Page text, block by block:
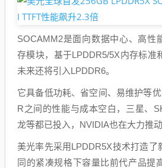
SOCAMM2是面向数据中心、高性
存模块，基于LPDDR5/5X内存标准
未来还将引入LPDDR6。
它具备低功耗、省空间、易维护等
R之间的性能与成本空白，三星、
龙等都已投入，NVIDIA也在大力推动
美光率先采用LPDDR5X技术打造了
同的紧凑规格下容量比前代产品提